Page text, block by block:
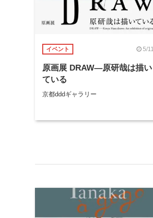
イベント 5/11
原画展 DRAW―原研哉は描い
ている
京都dddギャラリー